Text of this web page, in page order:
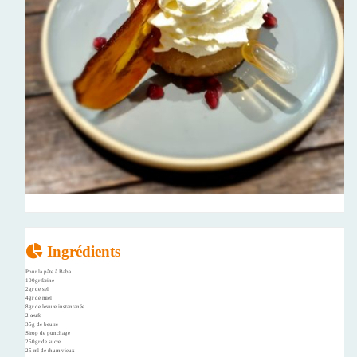
Ingrédients
Pour la pâte à Baba
100gr farine
2gr de sel
4gr de miel
8gr de levure instantanée
2 œufs
35g de beurre
Sirop de punchage
250gr de sucre
25 ml de rhum vieux